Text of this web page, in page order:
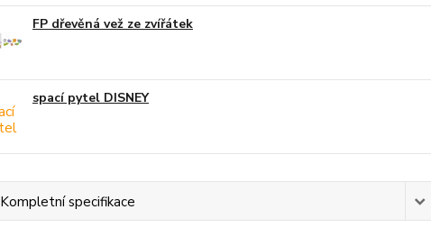
FP dřevěná vež ze zvířátek
spací pytel DISNEY
Kompletní specifikace